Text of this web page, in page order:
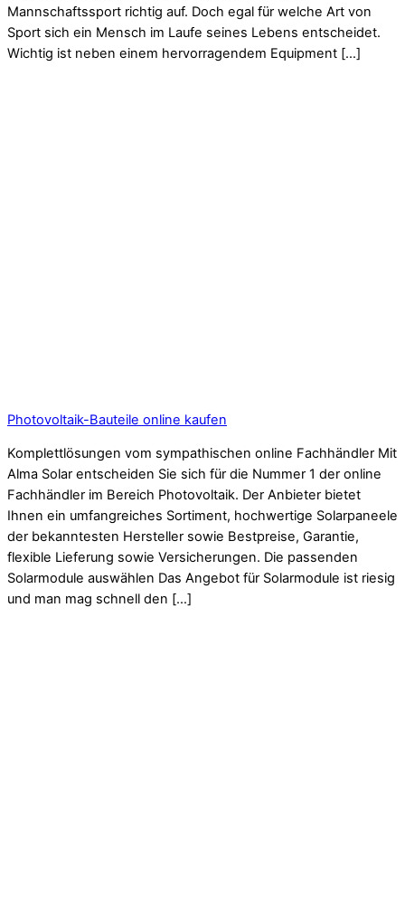
Mannschaftssport richtig auf. Doch egal für welche Art von
Sport sich ein Mensch im Laufe seines Lebens entscheidet.
Wichtig ist neben einem hervorragendem Equipment […]
Photovoltaik-Bauteile online kaufen
Komplettlösungen vom sympathischen online Fachhändler Mit
Alma Solar entscheiden Sie sich für die Nummer 1 der online
Fachhändler im Bereich Photovoltaik. Der Anbieter bietet
Ihnen ein umfangreiches Sortiment, hochwertige Solarpaneele
der bekanntesten Hersteller sowie Bestpreise, Garantie,
flexible Lieferung sowie Versicherungen. Die passenden
Solarmodule auswählen Das Angebot für Solarmodule ist riesig
und man mag schnell den […]